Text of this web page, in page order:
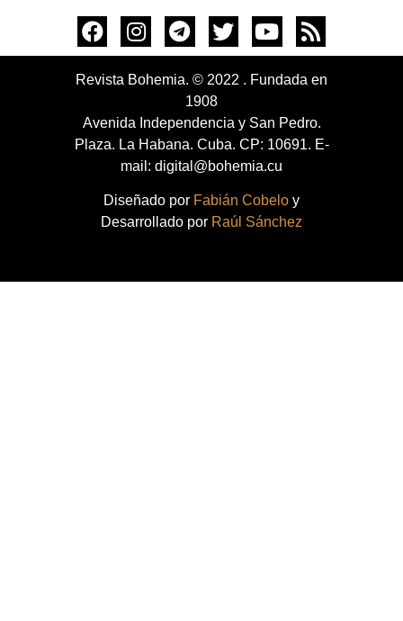
Revista Bohemia. © 2022 . Fundada en
1908
Avenida Independencia y San Pedro.
Plaza. La Habana. Cuba. CP: 10691. E-
mail: digital@bohemia.cu
Diseñado por Fabián Cobelo y
Desarrollado por Raúl Sánchez